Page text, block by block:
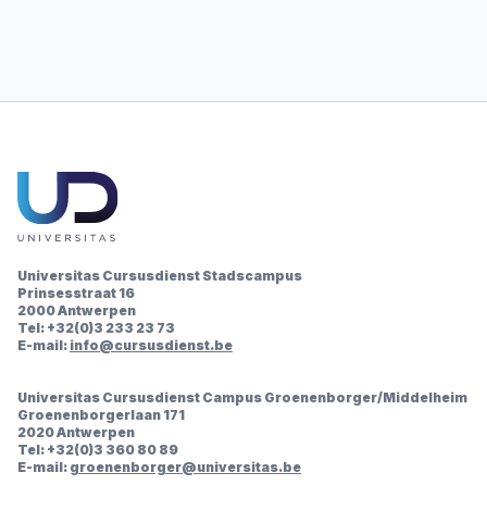
Universitas Cursusdienst Stadscampus
Prinsesstraat 16
2000 Antwerpen
Tel: +32(0)3 233 23 73
E-mail: info@cursusdienst.be
Universitas Cursusdienst Campus Groenenborger/Middelheim
Groenenborgerlaan 171
2020 Antwerpen
Tel: +32(0)3 360 80 89
E-mail: groenenborger@universitas.be